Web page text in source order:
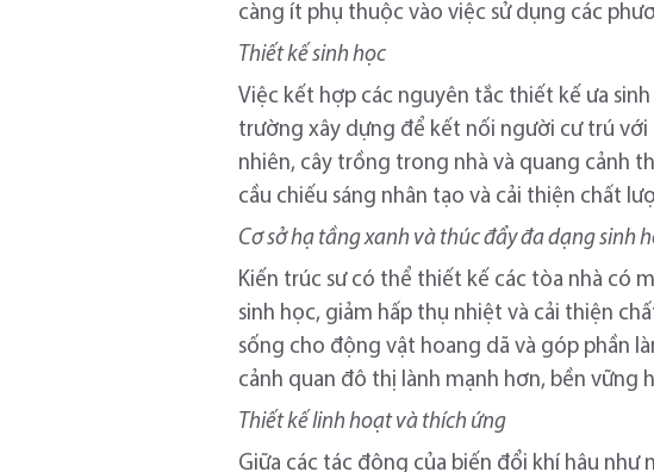
càng ít phụ thuộc vào việc sử dụng các
Thiết kế sinh học
Việc kết hợp các nguyên tắc thiết kế ưa
trường xây dựng để kết nối người cư trú với
nhiên, cây trồng trong nhà và quang cảnh
cầu chiếu sáng nhân tạo và cải thiện chất
Cơ sở hạ tầng xanh và thúc đẩy đa dạng sinh
Kiến trúc sư có thể thiết kế các tòa nhà có
sinh học, giảm hấp thụ nhiệt và cải thiện
sống cho động vật hoang dã và góp phần
cảnh quan đô thị lành mạnh hơn, bền vững
Thiết kế linh hoạt và thích ứng
Giữa các tác động của biến đổi khí hậu